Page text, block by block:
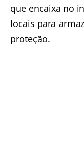
que encaixa no
locais para
proteção.